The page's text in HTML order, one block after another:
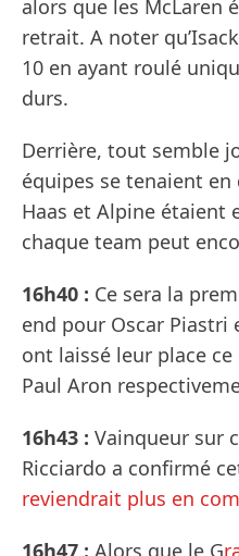
alors que les McLaren
retrait. A noter
10 en ayant roulé
durs.
Derrière, tout semble
équipes se tenaient
Haas et Alpine étaient
chaque team peut
16h40 : Ce sera la
end pour Oscar Piastri
ont laissé leur place
Paul Aron
16h43 : Vainqueur sur
Ricciardo a confirmé
reviendrait plus en